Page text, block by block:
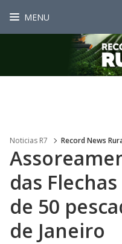
MENU
Noticias R7 Record News
das
de 50
de Janeiro